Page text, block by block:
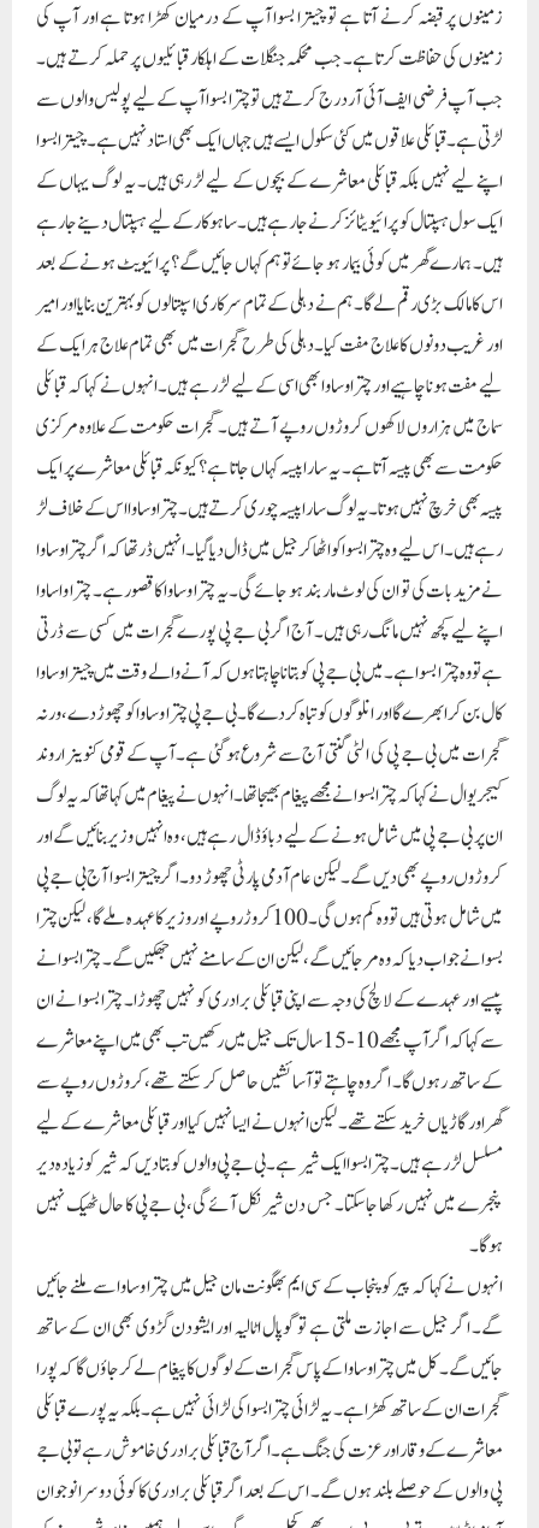
زمینوں پر قبضہ کرنے آتا ہے تو چیترا بسوا آپ کے درمیان کھڑا ہوتا ہے اور آپ کی
زمینوں کی حفاظت کرتا ہے۔ جب محکمہ جنگلات کے اہلکار قبائلیوں پر حملہ کرتے ہیں۔
جب آپ فرضی ایف آئی آر درج کرتے ہیں تو چترا بسوا آپ کے لیے پولیس والوں سے
لڑتی ہے۔ قبائلی علاقوں میں کئی سکول ایسے ہیں جہاں ایک بھی استاد نہیں ہے۔ چیترا بسوا
اپنے لیے نہیں بلکہ قبائلی معاشرے کے بچوں کے لیے لڑ رہی ہیں۔ یہ لوگ یہاں کے
ایک سول ہسپتال کو پرائیویٹائز کرنے جا رہے ہیں۔ ساہوکار کے لیے ہسپتال دینے جا رہے
ہیں۔ ہمارے گھر میں کوئی بیمار ہو جائے تو ہم کہاں جائیں گے؟ پرائیویٹ ہونے کے بعد
اس کا مالک بڑی رقم لے گا۔ ہم نے دہلی کے تمام سرکاری اسپتالوں کو بہترین بنایا اور امیر
اور غریب دونوں کا علاج مفت کیا۔ دہلی کی طرح گجرات میں بھی تمام علاج ہر ایک کے
لیے مفت ہونا چاہیے اور چترا وساوا بھی اسی کے لیے لڑ رہے ہیں۔انہوں نے کہا کہ قبائلی
سماج میں ہزاروں لاکھوں کروڑوں روپے آتے ہیں۔ گجرات حکومت کے علاوہ مرکزی
حکومت سے بھی پیسہ آتا ہے۔ یہ سارا پیسہ کہاں جاتا ہے؟ کیونکہ قبائلی معاشرے پر ایک
پیسہ بھی خرچ نہیں ہوتا۔ یہ لوگ سارا پیسہ چوری کرتے ہیں۔ چترا وساوا اس کے خلاف لڑ
رہے ہیں۔ اس لیے وہ چترا بسوا کو اٹھا کر جیل میں ڈال دیا گیا۔ انہیں ڈر تھا کہ اگر چترا وساوا
نے مزید بات کی تو ان کی لوٹ مار بند ہو جائے گی۔ یہ چترا وساوا کا قصور ہے۔ چترا واساوا
اپنے لیے کچھ نہیں مانگ رہی ہیں۔ آج اگر بی جے پی پورے گجرات میں کسی سے ڈرتی
ہے تو وہ چترا بسوا ہے۔ میں بی جے پی کو بتانا چاہتا ہوں کہ آنے والے وقت میں چیترا وساوا
کال بن کر ابھرے گا اور انلوگوں کو تباہ کر دے گا۔ بی جے پی چترا وساوا کو چھوڑ دے، ورنہ
گجرات میں بی جے پی کی الٹی گنتی آج سے شروع ہو گئی ہے۔آپ کے قومی کنوینر اروند
کیجریوال نے کہا کہ چترا بسوا نے مجھے پیغام بھیجا تھا۔ انہوں نے پیغام میں کہا تھا کہ یہ لوگ
ان پر بی جے پی میں شامل ہونے کے لیے دباؤ ڈال رہے ہیں، وہ انہیں وزیر بنائیں گے اور
کروڑوں روپے بھی دیں گے۔ لیکن عام آدمی پارٹی چھوڑ دو۔ اگر چیترا بسوا آج بی جے پی
میں شامل ہوتی ہیں تو وہ کم ہوں گی۔100 کروڑ روپے اور وزیر کا عہدہ ملے گا، لیکن چترا
بسوا نے جواب دیا کہ وہ مر جائیں گے، لیکن ان کے سامنے نہیں جھکیں گے۔ چترا بسوا نے
پیسے اور عہدے کے لالچ کی وجہ سے اپنی قبائلی برادری کو نہیں چھوڑا۔ چترا بسوا نے ان
سے کہا کہ اگر آپ مجھے 10-15 سال تک جیل میں رکھیں تب بھی میں اپنے معاشرے
کے ساتھ رہوں گا۔ اگر وہ چاہتے تو آسائشیں حاصل کر سکتے تھے، کروڑوں روپے سے
گھر اور گاڑیاں خرید سکتے تھے۔ لیکن انہوں نے ایسا نہیں کیا اور قبائلی معاشرے کے لیے
مسلسل لڑ رہے ہیں۔ چترا بسوا ایک شیر ہے۔ بی جے پی والوں کو بتا دیں کہ شیر کو زیادہ دیر
پنجرے میں نہیں رکھا جا سکتا۔ جس دن شیر نکل آئے گی ، بی جے پی کا حال ٹھیک نہیں
ہوگا۔
انہوں نے کہا کہ پیر کو پنجاب کے سی ایم بھگونت مان جیل میں چترا وساوا سے ملنے جائیں
گے۔ اگر جیل سے اجازت ملتی ہے تو گوپال اٹالیہ اور ایشودن گڑوی بھی ان کے ساتھ
جائیں گے۔ کل میں چترا وساوا کے پاس گجرات کے لوگوں کا پیغام لے کر جاؤں گا کہ پورا
گجرات ان کے ساتھ کھڑا ہے۔ یہ لڑائی چترا بسوا کی لڑائی نہیں ہے۔بلکہ یہ پورے قبائلی
معاشرے کے وقار اور عزت کی جنگ ہے۔ اگر آج قبائلی برادری خاموش رہے تو بی جے
پی والوں کے حوصلے بلند ہوں گے۔ اس کے بعد اگر قبائلی برادری کا کوئی دوسرا نوجوان